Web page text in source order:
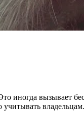
иногда вызывает
владельцам.